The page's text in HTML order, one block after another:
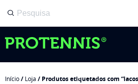
Início/ Loja / Produtos etiquetados com